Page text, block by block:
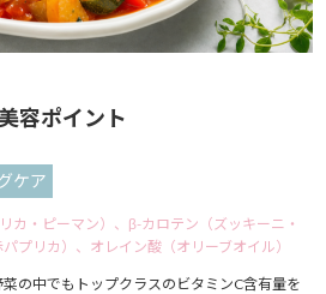
容ポイント
ケア
カ・ピーマン）、β-カロテン（ズッキーニ・
プリカ）、オレイン酸（オリーブオイル）
の中でもトップクラスのビタミンC含有量を